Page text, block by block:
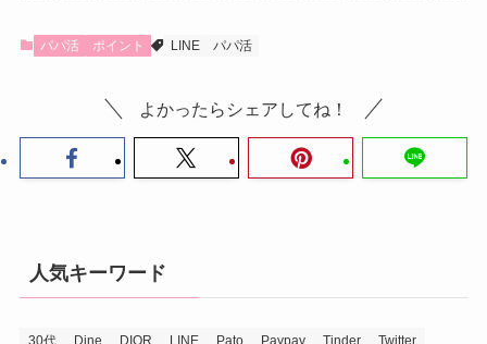
パパ活 ポイント LINE パパ活
よかったらシェアしてね！
人気キーワード
30代 Dine DIOR LINE Pato Paypay Tinder
Twitter